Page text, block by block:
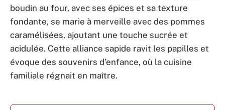
boudin au four, avec ses épices et sa texture
fondante, se marie à merveille avec des pommes
caramélisées, ajoutant une touche sucrée et
acidulée. Cette alliance sapide ravit les papilles et
évoque des souvenirs d’enfance, où la cuisine
familiale régnait en maître.